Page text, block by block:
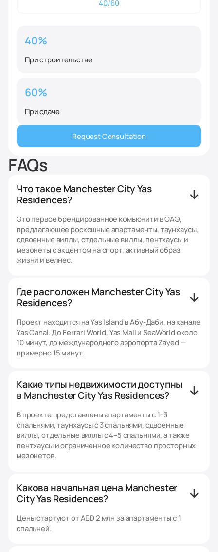
40/60
40%
При строительстве
60%
При сдаче
Request Consultation
FAQs
Что такое Manchester City Yas
Residences?
Это первое брендированное комьюнити в ОАЭ,
предлагающее роскошные апартаменты, таунхаусы,
сдвоенные виллы, отдельные виллы, пентхаусы и
мезонеты с акцентом на спорт, активный образ
жизни и велнес.
Где расположен Manchester City Yas
Residences?
Проект находится на Yas Island в Абу-Даби, на канале
Yas Canal. До Ferrari World, Yas Mall и SeaWorld около
10 минут, до международного аэропорта Zayed —
примерно 15 минут.
Какие типы недвижимости доступны
в Manchester City Yas Residences?
В проекте представлены апартаменты с 1–3
спальнями, таунхаусы с 3 спальнями, сдвоенные
виллы, отдельные виллы с 4–5 спальнями, а также
пентхаусы и ограниченное количество просторных
мезонетов.
Какова начальная цена Manchester
City Yas Residences?
Цены стартуют от AED 2 млн за апартаменты с 1
спальней.